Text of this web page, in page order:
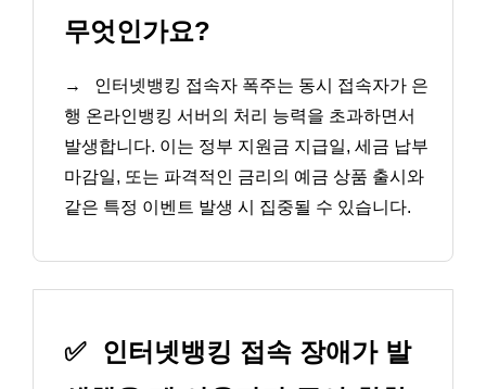
무엇인가요?
→
인터넷뱅킹 접속자 폭주는 동시 접속자가 은
행 온라인뱅킹 서버의 처리 능력을 초과하면서
발생합니다. 이는 정부 지원금 지급일, 세금 납부
마감일, 또는 파격적인 금리의 예금 상품 출시와
같은 특정 이벤트 발생 시 집중될 수 있습니다.
✅
인터넷뱅킹 접속 장애가 발